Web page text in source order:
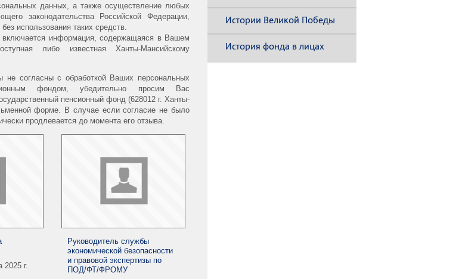
данных, а также осуществление любых
законодательства Российской Федерации,
использования таких средств.
информация, содержащаяся в Вашем
либо известная Ханты-Мансийскому
согласны с обработкой Ваших персональных
фондом, убедительно просим Вас
пенсионный фонд (628012 г. Ханты-
форме. В случае если согласие не было
продлевается до момента его отзыва.
2025 г.
Руководитель службы
экономической безопасности
и правовой экспертизы по
ПОД/ФТ/ФРОМУ
Истории Великой Победы
История фонда в лицах